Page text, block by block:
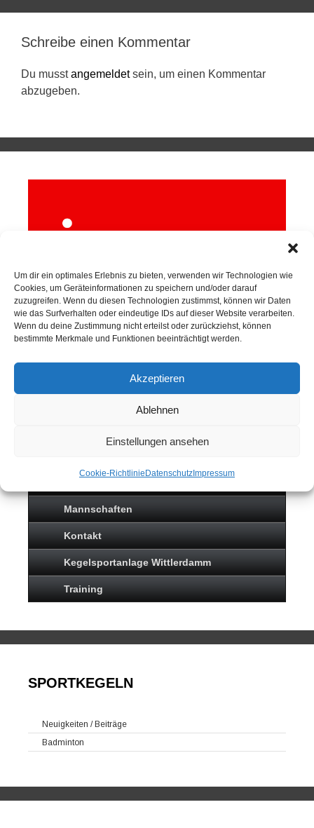
Um dir ein optimales Erlebnis zu bieten, verwenden wir Technologien wie
Cookies, um Geräteinformationen zu speichern und/oder darauf
zuzugreifen. Wenn du diesen Technologien zustimmst, können wir Daten
wie das Surfverhalten oder eindeutige IDs auf dieser Website verarbeiten.
Wenn du deine Zustimmung nicht erteilst oder zurückziehst, können
bestimmte Merkmale und Funktionen beeinträchtigt werden.
Akzeptieren
Ablehnen
Einstellungen ansehen
Cookie-Richtlinie Datenschutz Impressum
Schreibe einen Kommentar
Du musstangemeldetsein, um einen Kommentar
abzugeben.
Mannschaften
Kontakt
Kegelsportanlage Wittlerdamm
Training
SPORTKEGELN
Neuigkeiten / Beiträge
Badminton